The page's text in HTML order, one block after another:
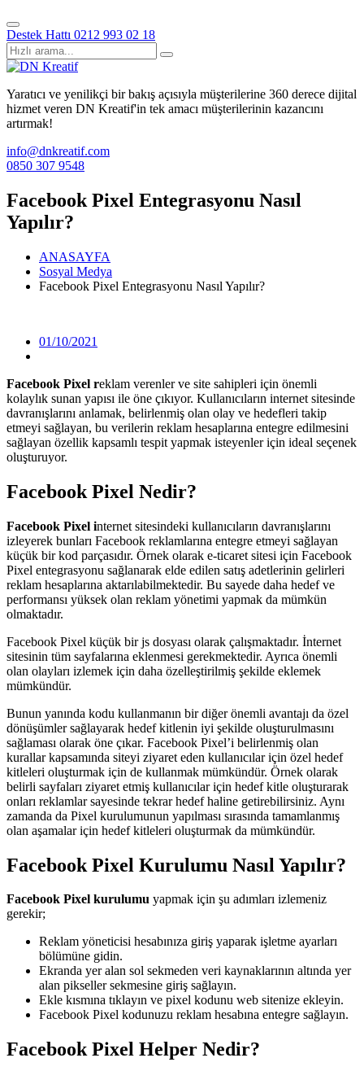
Destek Hattı 0212 993 02 18
Yaratıcı ve yenilikçi bir bakış açısıyla müşterilerine 360 derece dijital
hizmet veren DN Kreatif'in tek amacı müşterilerinin kazancını
artırmak!
info@dnkreatif.com
0850 307 9548
Facebook Pixel Entegrasyonu Nasıl
Yapılır?
ANASAYFA
Sosyal Medya
Facebook Pixel Entegrasyonu Nasıl Yapılır?
01/10/2021
Facebook Pixel reklam verenler ve site sahipleri için önemli
kolaylık sunan yapısı ile öne çıkıyor. Kullanıcıların internet sitesinde
davranışlarını anlamak, belirlenmiş olan olay ve hedefleri takip
etmeyi sağlayan, bu verilerin reklam hesaplarına entegre edilmesini
sağlayan özellik kapsamlı tespit yapmak isteyenler için ideal seçenek
oluşturuyor.
Facebook Pixel Nedir?
Facebook Pixel internet sitesindeki kullanıcıların davranışlarını
izleyerek bunları Facebook reklamlarına entegre etmeyi sağlayan
küçük bir kod parçasıdır. Örnek olarak e-ticaret sitesi için Facebook
Pixel entegrasyonu sağlanarak elde edilen satış adetlerinin gelirleri
reklam hesaplarına aktarılabilmektedir. Bu sayede daha hedef ve
performansı yüksek olan reklam yönetimi yapmak da mümkün
olmaktadır.
Facebook Pixel küçük bir js dosyası olarak çalışmaktadır. İnternet
sitesinin tüm sayfalarına eklenmesi gerekmektedir. Ayrıca önemli
olan olayları izlemek için daha özelleştirilmiş şekilde eklemek
mümkündür.
Bunun yanında kodu kullanmanın bir diğer önemli avantajı da özel
dönüşümler sağlayarak hedef kitlenin iyi şekilde oluşturulmasını
sağlaması olarak öne çıkar. Facebook Pixel’i belirlenmiş olan
kurallar kapsamında siteyi ziyaret eden kullanıcılar için özel hedef
kitleleri oluşturmak için de kullanmak mümkündür. Örnek olarak
belirli sayfaları ziyaret etmiş kullanıcılar için hedef kitle oluşturarak
onları reklamlar sayesinde tekrar hedef haline getirebilirsiniz. Aynı
zamanda da Pixel kurulumunun yapılması sırasında tamamlanmış
olan aşamalar için hedef kitleleri oluşturmak da mümkündür.
Facebook Pixel Kurulumu Nasıl Yapılır?
Facebook Pixel kurulumu yapmak için şu adımları izlemeniz
gerekir;
Reklam yöneticisi hesabınıza giriş yaparak işletme ayarları
bölümüne gidin.
Ekranda yer alan sol sekmeden veri kaynaklarının altında yer
alan pikseller sekmesine giriş sağlayın.
Ekle kısmına tıklayın ve pixel kodunu web sitenize ekleyin.
Facebook Pixel kodunuzu reklam hesabına entegre sağlayın.
Facebook Pixel Helper Nedir?